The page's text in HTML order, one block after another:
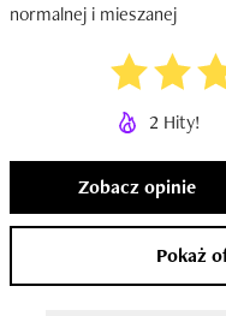
normalnej i mieszanej
2 Hity!
Zobacz opinie
Pokaż